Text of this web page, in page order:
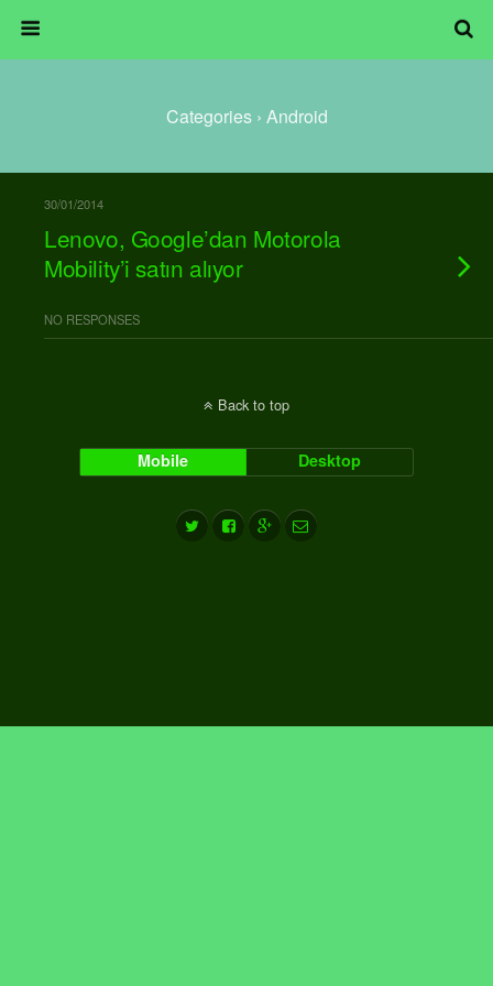
Categories › Android
30/01/2014
Lenovo, Google’dan Motorola
Mobility’i satın alıyor
NO RESPONSES
Back to top
Mobile Desktop